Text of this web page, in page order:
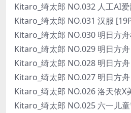
Kitaro_绮太郎 NO.032 人工AI
Kitaro_绮太郎 NO.031 汉服
Kitaro_绮太郎 NO.030 明日方
Kitaro_绮太郎 NO.029 明日方
Kitaro_绮太郎 NO.028 明日方
Kitaro_绮太郎 NO.027 明日方
Kitaro_绮太郎 NO.026 洛天依X
Kitaro_绮太郎 NO.025 六一儿